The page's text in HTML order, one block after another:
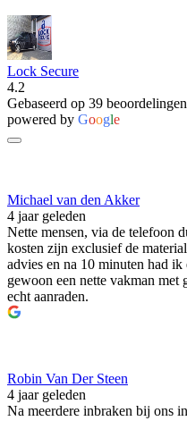
Lock Secure
4.2
Gebaseerd op 39 beoordelingen
powered by Google
Michael van den Akker
4 jaar geleden
Nette mensen, via de telefoon
kosten zijn exclusief de
advies en na 10 minuten had
gewoon een nette vakman
echt aanraden.
Robin Van Der Steen
4 jaar geleden
Na meerdere inbraken bij ons